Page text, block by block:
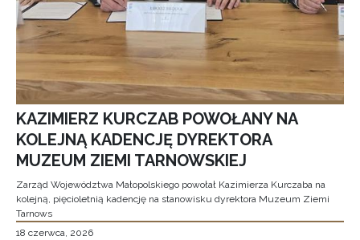
KAZIMIERZ KURCZAB POWOŁANY NA
KOLEJNĄ KADENCJĘ DYREKTORA
MUZEUM ZIEMI TARNOWSKIEJ
Zarząd Województwa Małopolskiego powołał Kazimierza Kurczaba na
kolejną, pięcioletnią kadencję na stanowisku dyrektora Muzeum Ziemi
Tarnows
18 czerwca, 2026